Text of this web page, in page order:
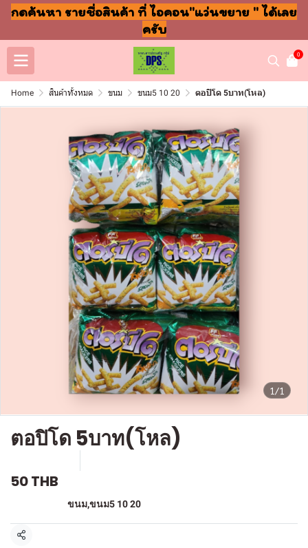
กดค้นหา รายชื่อสินค้า ที่ ไอคอน"แว่นขยาย " ได้เลย
ครับ
0
Home สินค้าทั้งหมด ขนม ขนม5 10 20 ตอปิโด 5บาท(โหล)
1/1
ตอปิโด 5บาท(โหล)
50 THB
ขนม,ขนม5 10 20
แชร์